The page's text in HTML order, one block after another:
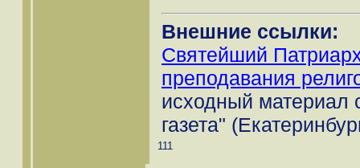
Внешние ссылки:
Святейший
преподавания
исходный материал
газета"
111